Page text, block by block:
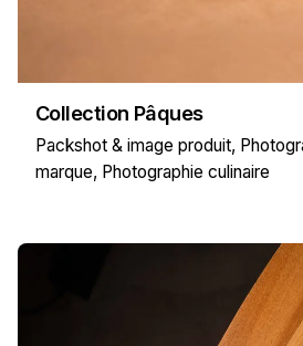
Collection Pâques
Packshot & image produit
marque
Photographie culinaire